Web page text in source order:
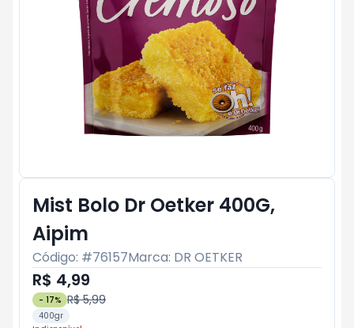
Mist Bolo Dr Oetker 400G,
Aipim
Código: #76157Marca: DR OETKER
R$ 4,99
- 17% R$ 5,99
400gr